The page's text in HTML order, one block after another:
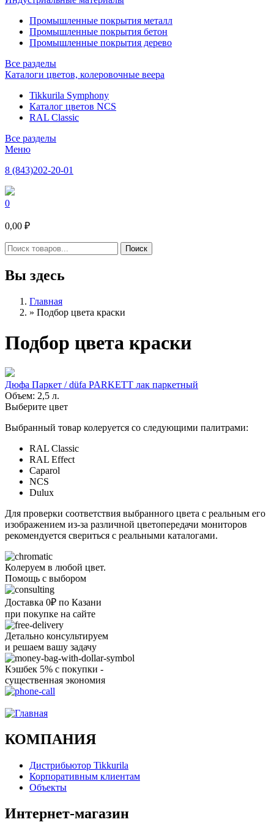
Промышленные покрытия металл
Промышленные покрытия бетон
Промышленные покрытия дерево
Все разделы
Каталоги цветов, колеровочные веера
Tikkurila Symphony
Каталог цветов NCS
RAL Classic
Все разделы
Меню
8 (843)202-20-01
0
0,00 ₽
Вы здесь
Главная
» Подбор цвета краски
Подбор цвета краски
Дюфа Паркет / düfa PARKETT лак паркетный
Объем: 2,5 л.
Выберите цвет
Выбранный товар колеруется со следующими палитрами:
RAL Classic
RAL Effect
Caparol
NCS
Dulux
Для проверки соответствия выбранного цвета с реальным его
изображением из-за различной цветопередачи мониторов
рекомендуется свериться с реальными каталогами.
Колеруем в любой цвет.
Помощь с выбором
Доставка 0₽ по Казани
при покупке на сайте
Детально консультируем
и решаем вашу задачу
Кэшбек 5% с покупки -
существенная экономия
КОМПАНИЯ
Дистрибьютор Tikkurila
Корпоративным клиентам
Объекты
Интернет-магазин